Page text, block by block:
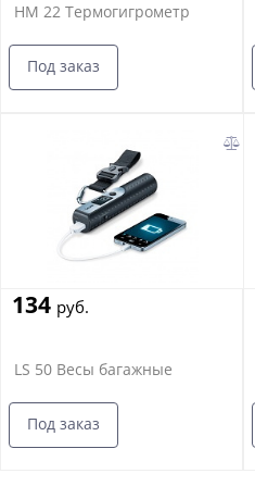
HM 22 Термогигрометр
Под заказ
134 руб.
LS 50 Весы багажные
Под заказ